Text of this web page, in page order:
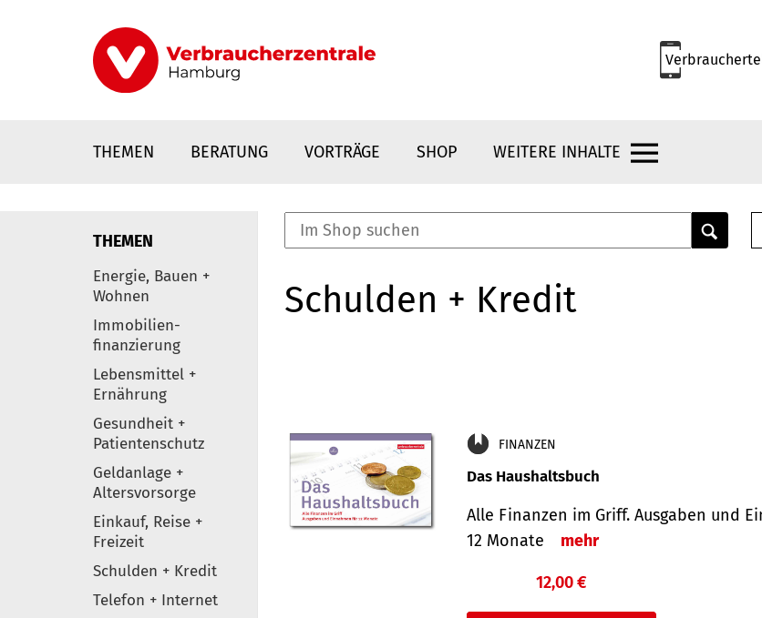
THEMEN BERATUNG VORTRÄGE SHOP WEITERE INHALTE
Elemente
THEMEN
Energie, Bauen +
Wohnen
Immobilien-
finanzierung
Lebensmittel +
Ernährung
Gesundheit +
Patientenschutz
Geldanlage +
Altersvorsorge
Einkauf, Reise +
Freizeit
Schulden + Kredit
Telefon + Internet
Schulden + Kredit
FINANZEN
Das Haushaltsbuch
Alle Finanzen im Griff. Aus­gaben und
12 Monate
mehr
12,00 €